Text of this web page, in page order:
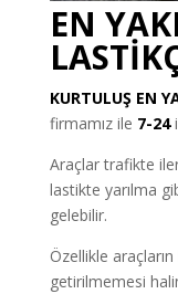
EN
KURTULUŞ EN
firmamız ile 7-24
Araçlar trafikte
lastikte yarılma
gelebilir.
Özellikle
getirilmemesi